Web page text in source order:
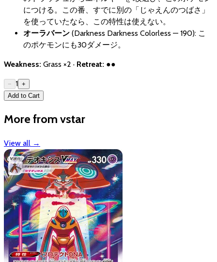
につける。この番、すでに別の「じゃえんのつばさ」
を使っていたなら、この特性は使えない。
オーラバーン (Darkness Darkness Colorless — 190): こ
のポケモンにも30ダメージ。
Weakness: Grass ×2 · Retreat: ●●
− 1 +
Add to Cart
More from vstar
View all →